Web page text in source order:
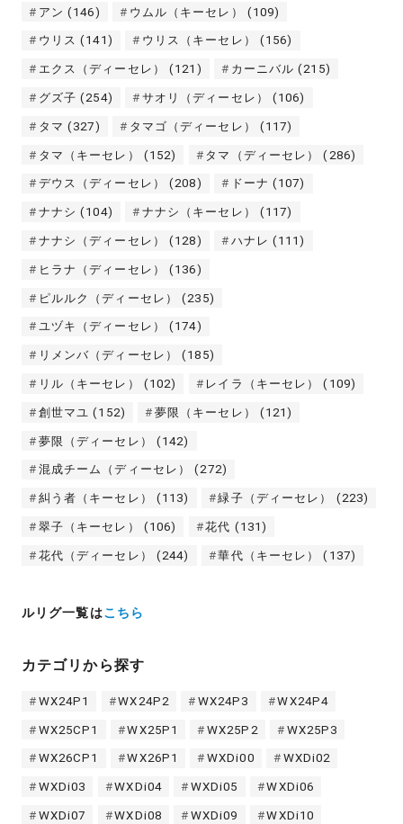
アン (146) ウムル（キーセレ） (109)
ウリス (141) ウリス（キーセレ） (156)
エクス（ディーセレ） (121) カーニバル (215)
グズ子 (254) サオリ（ディーセレ） (106)
タマ (327) タマゴ（ディーセレ） (117)
タマ（キーセレ） (152) タマ（ディーセレ） (286)
デウス（ディーセレ） (208) ドーナ (107)
ナナシ (104) ナナシ（キーセレ） (117)
ナナシ（ディーセレ） (128) ハナレ (111)
ヒラナ（ディーセレ） (136)
ピルルク（ディーセレ） (235)
ユヅキ（ディーセレ） (174)
リメンバ（ディーセレ） (185)
リル（キーセレ） (102) レイラ（キーセレ） (109)
創世マユ (152) 夢限（キーセレ） (121)
夢限（ディーセレ） (142)
混成チーム（ディーセレ） (272)
糾う者（キーセレ） (113) 緑子（ディーセレ） (223)
翠子（キーセレ） (106) 花代 (131)
花代（ディーセレ） (244) 華代（キーセレ） (137)
ルリグ一覧はこちら
カテゴリから探す
WX24P1 WX24P2 WX24P3 WX24P4
WX25CP1 WX25P1 WX25P2 WX25P3
WX26CP1 WX26P1 WXDi00 WXDi02
WXDi03 WXDi04 WXDi05 WXDi06
WXDi07 WXDi08 WXDi09 WXDi10